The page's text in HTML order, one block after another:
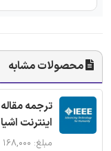
محصولات مشابه
اینترنت اشیا
مبلغ: ۱۶۸,۰۰۰ تومان